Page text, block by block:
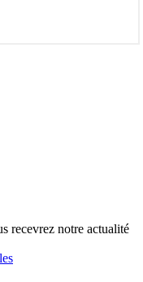
recevrez notre actualité